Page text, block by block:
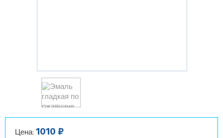
Цена: 1010 ₽